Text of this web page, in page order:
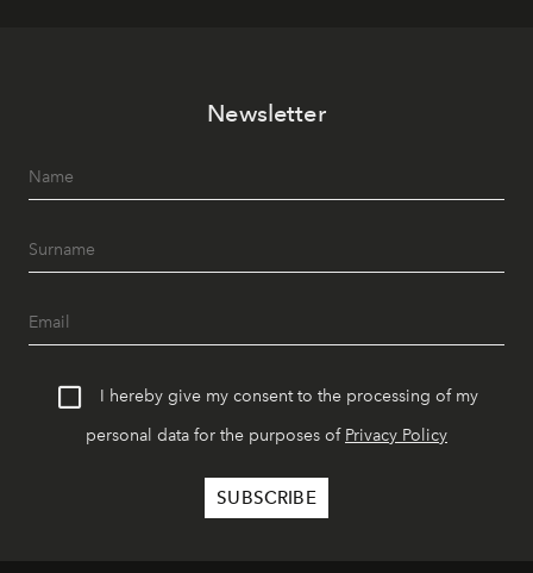
Newsletter
I hereby give my consent to the processing of my
personal data for the purposes of Privacy Policy